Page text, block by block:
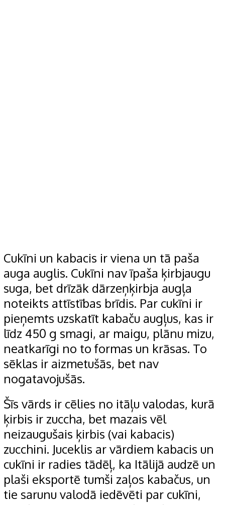
Cukīni un kabacis ir viena un tā paša
auga auglis. Cukīni nav īpaša ķirbjaugu
suga, bet drīzāk dārzeņķirbja augļa
noteikts attīstības brīdis. Par cukīni ir
pieņemts uzskatīt kabaču augļus, kas ir
līdz 450 g smagi, ar maigu, plānu mizu,
neatkarīgi no to formas un krāsas. To
sēklas ir aizmetušās, bet nav
nogatavojušās.
Šīs vārds ir cēlies no itāļu valodas, kurā
ķirbis ir zuccha, bet mazais vēl
neizaugušais ķirbis (vai kabacis)
zucchini. Juceklis ar vārdiem kabacis un
cukīni ir radies tādēļ, ka Itālijā audzē un
plaši eksportē tumši zaļos kabačus, un
tie sarunu valodā iedēvēti par cukīni,